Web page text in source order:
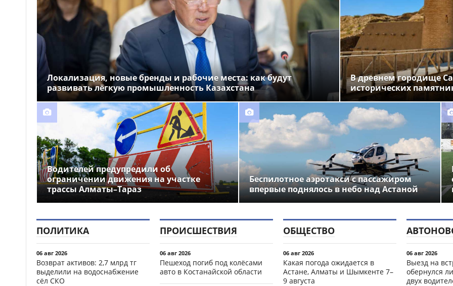
09:24
14 человек эвакуировали
из жилого дома из-за пожара в
донерной в Актобе
09:19
обернулась арестом для двух
водителей в Астане
Локализация, новые бренды и рабочие места: как будут
развивать лёгкую промышленность Казахстана
В древнем городище
исторических
Водителей предупредили об
ограничении движения на участке
трассы Алматы–Тараз
Беспилотное аэротакси с пассажиром
впервые поднялось в небо над Астаной
ПОЛИТИКА
06 авг 2026
Возврат активов: 2,7 млрд тг
выделили на водоснабжение
сёл СКО
ПРОИСШЕСТВИЯ
06 авг 2026
Пешеход погиб под колёсами
авто в Костанайской области
ОБЩЕСТВО
06 авг 2026
Какая погода ожидается в
Астане, Алматы и Шымкенте 7–
9 августа
06 авг 2026
Выезд на
обернулся
двух